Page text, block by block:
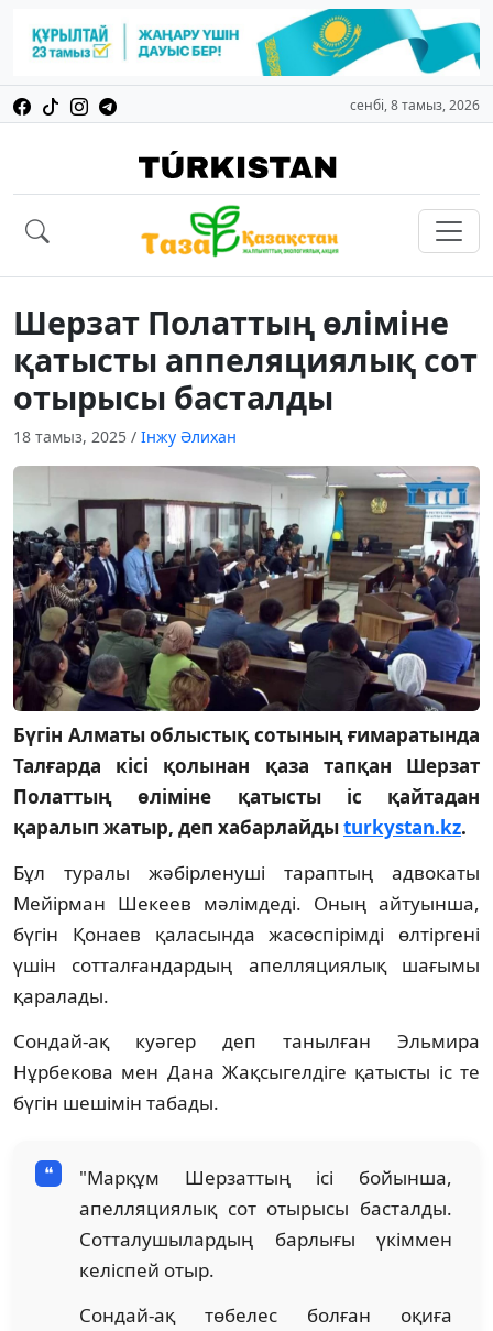
сенбі, 8 тамыз, 2026
Шерзат Полаттың өліміне
қатысты аппеляциялық сот
отырысы басталды
18 тамыз, 2025 / Інжу Әлихан
Бүгін Алматы облыстық сотының ғимаратында
Талғарда кісі қолынан қаза тапқан Шерзат
Полаттың өліміне қатысты іс қайтадан
қаралып жатыр, деп хабарлайдыturkystan.kz.
Бұл туралы жәбірленуші тараптың адвокаты
Мейірман Шекеев мәлімдеді. Оның айтуынша,
бүгін Қонаев қаласында жасөспірімді өлтіргені
үшін сотталғандардың апелляциялық шағымы
қаралады.
Сондай-ақ куәгер деп танылған Эльмира
Нұрбекова мен Дана Жақсыгелдіге қатысты іс те
бүгін шешімін табады.
"Марқұм Шерзаттың ісі бойынша,
апелляциялық сот отырысы басталды.
Сотталушылардың барлығы үкіммен
келіспей отыр.
Сондай-ақ төбелес болған оқиға